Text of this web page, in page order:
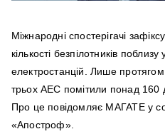
Міжнародні спостерігачі
кількості безпілотників
електростанцій. Лише
трьох АЕС помітили понад 160
Про це повідомляє МАГАТЕ у
«Апостроф».